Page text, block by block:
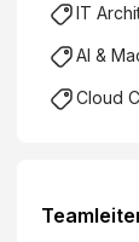
IT
AI &
Cloud